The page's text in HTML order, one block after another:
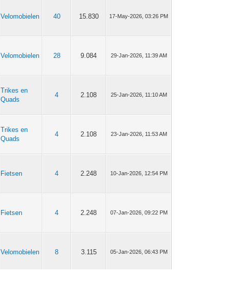
Velomobielen 40 15.830 17-May-2026, 03:26 PM
Velomobielen 28 9.084 29-Jan-2026, 11:39 AM
Trikes en
Quads
4 2.108 25-Jan-2026, 11:10 AM
Trikes en
Quads
4 2.108 23-Jan-2026, 11:53 AM
Fietsen 4 2.248 10-Jan-2026, 12:54 PM
Fietsen 4 2.248 07-Jan-2026, 09:22 PM
Velomobielen 8 3.115 05-Jan-2026, 06:43 PM